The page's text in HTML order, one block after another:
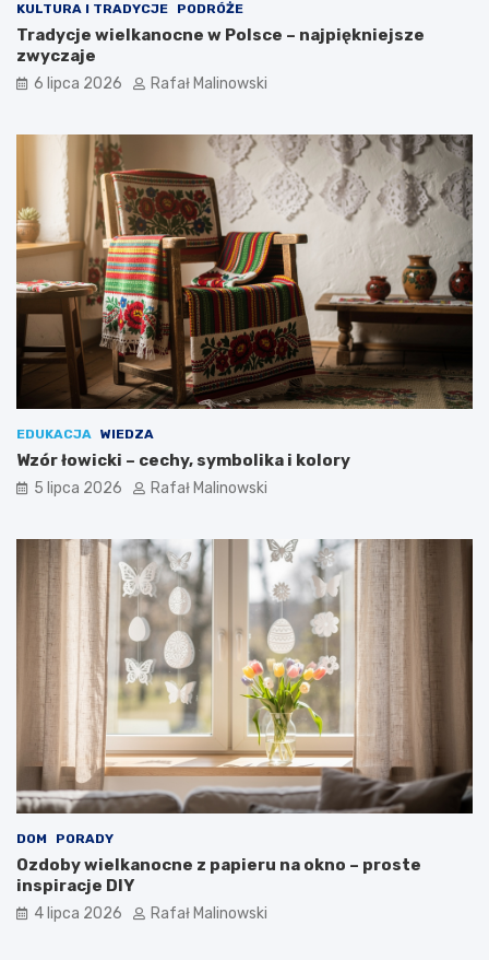
KULTURA I TRADYCJE PODRÓŻE
Tradycje wielkanocne w Polsce – najpiękniejsze
zwyczaje
6 lipca 2026 Rafał Malinowski
EDUKACJA WIEDZA
Wzór łowicki – cechy, symbolika i kolory
5 lipca 2026 Rafał Malinowski
DOM PORADY
Ozdoby wielkanocne z papieru na okno – proste
inspiracje DIY
4 lipca 2026 Rafał Malinowski